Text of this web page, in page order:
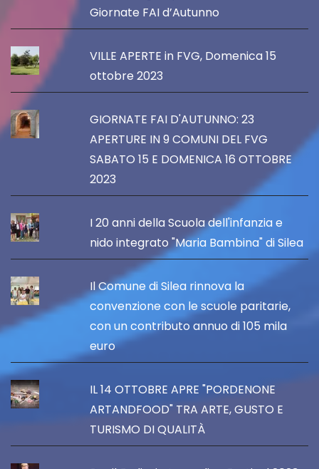
Giornate FAI d’Autunno
VILLE APERTE in FVG, Domenica 15
ottobre 2023
GIORNATE FAI D'AUTUNNO: 23
APERTURE IN 9 COMUNI DEL FVG
SABATO 15 E DOMENICA 16 OTTOBRE
2023
I 20 anni della Scuola dell'infanzia e
nido integrato "Maria Bambina" di Silea
Il Comune di Silea rinnova la
convenzione con le scuole paritarie,
con un contributo annuo di 105 mila
euro
IL 14 OTTOBRE APRE "PORDENONE
ARTANDFOOD" TRA ARTE, GUSTO E
TURISMO DI QUALITÀ